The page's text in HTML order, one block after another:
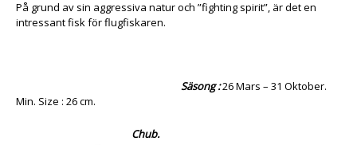
På grund av sin aggressiva natur och ”fighting spirit”, är det en
intressant fisk för flugfiskaren.
Säsong :26 Mars – 31 Oktober.
Min. Size : 26 cm.
Chub.